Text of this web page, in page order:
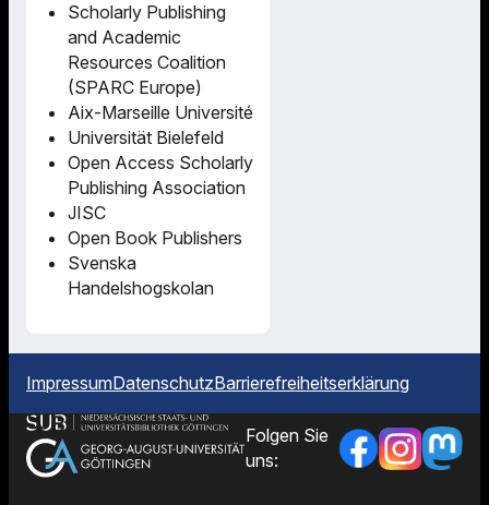
Scholarly Publishing
and Academic
Resources Coalition
(SPARC Europe)
Aix-Marseille Université
Universität Bielefeld
Open Access Scholarly
Publishing Association
JISC
Open Book Publishers
Svenska
Handelshogskolan
ImpressumDatenschutzBarrierefreiheitserklärung
Folgen Sie
uns: